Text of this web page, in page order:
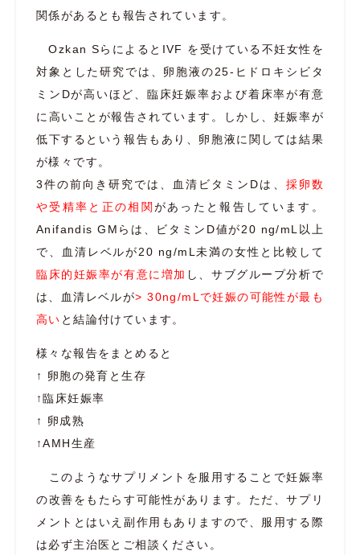
関係があるとも報告されています。
Ozkan SらによるとIVF を受けている不妊女性を
対象とした研究では、卵胞液の25-ヒドロキシビタ
ミンDが高いほど、臨床妊娠率および着床率が有意
に高いことが報告されています。しかし、妊娠率が
低下するという報告もあり、卵胞液に関しては結果
が様々です。
3件の前向き研究では、血清ビタミンDは、 採卵数
や受精率と正の相関があったと報告しています。
Anifandis GMらは、ビタミンD値が20 ng/mL以上
で、血清レベルが20 ng/mL未満の女性と比較して
臨床的妊娠率が有意に増加 し、サブグループ分析で
は、血清レベルが> 30ng/mLで妊娠の可能性が最も
高い と結論付けています。
様々な報告をまとめると
↑ 卵胞の発育と生存
↑臨床妊娠率
↑ 卵成熟
↑AMH生産
このようなサプリメントを服用することで妊娠率
の改善をもたらす可能性があります。ただ、サプリ
メントとはいえ副作用もありますので、服用する際
は必ず主治医とご相談ください。